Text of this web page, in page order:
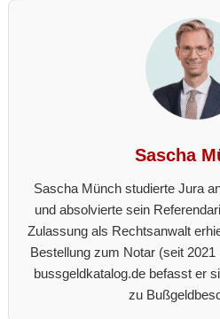
Sascha
Sascha Münch studierte Jura
und absolvierte sein
Zulassung als Rechtsanwalt
Bestellung zum Notar (seit
bussgeldkatalog.de befasst er
zu